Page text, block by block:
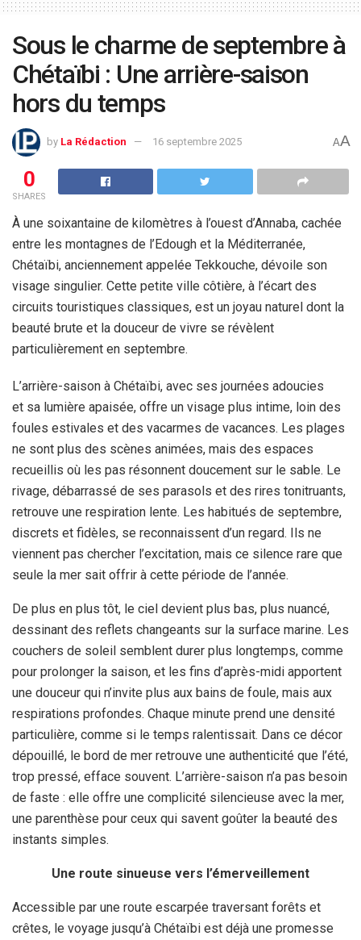
Sous le charme de septembre à
Chétaïbi : Une arrière-saison
hors du temps
by La Rédaction 16 septembre 2025 AA
0
SHARES
À une soixantaine de kilomètres à l’ouest d’Annaba, cachée
entre les montagnes de l’Edough et la Méditerranée,
Chétaïbi, anciennement appelée Tekkouche, dévoile son
visage singulier. Cette petite ville côtière, à l’écart des
circuits touristiques classiques, est un joyau naturel dont la
beauté brute et la douceur de vivre se révèlent
particulièrement en septembre.
L’arrière-saison à Chétaïbi, avec ses journées adoucies
et sa lumière apaisée, offre un visage plus intime, loin des
foules estivales et des vacarmes de vacances. Les plages
ne sont plus des scènes animées, mais des espaces
recueillis où les pas résonnent doucement sur le sable. Le
rivage, débarrassé de ses parasols et des rires tonitruants,
retrouve une respiration lente. Les habitués de septembre,
discrets et fidèles, se reconnaissent d’un regard. Ils ne
viennent pas chercher l’excitation, mais ce silence rare que
seule la mer sait offrir à cette période de l’année.
De plus en plus tôt, le ciel devient plus bas, plus nuancé,
dessinant des reflets changeants sur la surface marine. Les
couchers de soleil semblent durer plus longtemps, comme
pour prolonger la saison, et les fins d’après-midi apportent
une douceur qui n’invite plus aux bains de foule, mais aux
respirations profondes. Chaque minute prend une densité
particulière, comme si le temps ralentissait. Dans ce décor
dépouillé, le bord de mer retrouve une authenticité que l’été,
trop pressé, efface souvent. L’arrière-saison n’a pas besoin
de faste : elle offre une complicité silencieuse avec la mer,
une parenthèse pour ceux qui savent goûter la beauté des
instants simples.
Une route sinueuse vers l’émerveillement
Accessible par une route escarpée traversant forêts et
crêtes, le voyage jusqu’à Chétaïbi est déjà une promesse